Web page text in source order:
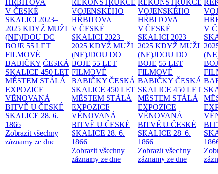
HŘBITOVA
V ČESKÉ
SKALICI 2023–
2025 KDYŽ MUŽI
(NE)JDOU DO
BOJE 55 LET
FILMOVÉ
BABIČKY ČESKÁ
SKALICE 450 LET
MĚSTEM STÁLÁ
EXPOZICE
VĚNOVANÁ
BITVĚ U ČESKÉ
SKALICE 28. 6.
1866
Zobrazit všechny
záznamy ze dne
REKONSTRUKCE
VOJENSKÉHO
HŘBITOVA
V ČESKÉ
SKALICI 2023–
2025 KDYŽ MUŽI
(NE)JDOU DO
BOJE 55 LET
FILMOVÉ
BABIČKY ČESKÁ
SKALICE 450 LET
MĚSTEM STÁLÁ
EXPOZICE
VĚNOVANÁ
BITVĚ U ČESKÉ
SKALICE 28. 6.
1866
Zobrazit všechny
záznamy ze dne
REKONSTRUKCE
VOJENSKÉHO
HŘBITOVA
V ČESKÉ
SKALICI 2023–
2025 KDYŽ MUŽI
(NE)JDOU DO
BOJE 55 LET
FILMOVÉ
BABIČKY ČESKÁ
SKALICE 450 LET
MĚSTEM STÁLÁ
EXPOZICE
VĚNOVANÁ
BITVĚ U ČESKÉ
SKALICE 28. 6.
1866
Zobrazit všechny
záznamy ze dne
V